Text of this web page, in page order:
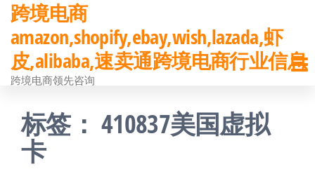
前
往
内
跨境电商
amazon,shopify,ebay,wish,lazada,虾
皮,alibaba,速卖通跨境电商行业信息
跨境电商领先咨询
标签：410837美国虚拟
卡